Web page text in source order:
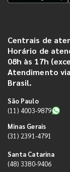
Centrais de
Horário de
08h às 17h
Atendimento
Brasil.
São Paulo
(11) 4003-9879
Minas Gerais
(31) 2391-4791
Santa Catarina
(48) 3380-9406